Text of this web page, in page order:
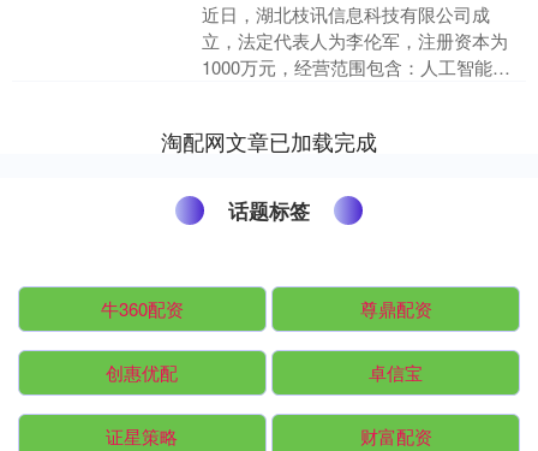
近日，湖北枝讯信息科技有限公司成
立，法定代表人为李伦军，注册资本为
1000万元，经营范围包含：人工智能应
淘配网文章已加载完成
话题标签
牛360配资 尊鼎配资
创惠优配 卓信宝
证星策略 财富配资